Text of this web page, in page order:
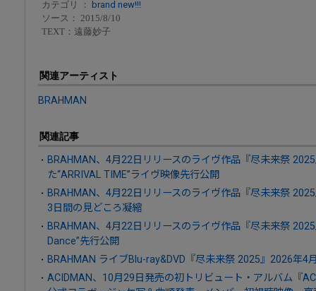
カテゴリ ：
brand new!!!
ソース： 2015/8/10
TEXT：遠藤妙子
関連アーティスト
BRAHMAN
関連記事
BRAHMAN、4月22日リリースのライヴ作品『尽未来祭
た“ARRIVAL TIME”ライヴ映像先行公開
BRAHMAN、4月22日リリースのライヴ作品『尽未来祭
3日間の見どころ凝縮
BRAHMAN、4月22日リリースのライヴ作品『尽未来祭
Dance”先行公開
BRAHMAN ライブBlu-ray&DVD『尽未来祭 2025』2026年4
ACIDMAN、10月29日発売の初トリビュート・アルバム『